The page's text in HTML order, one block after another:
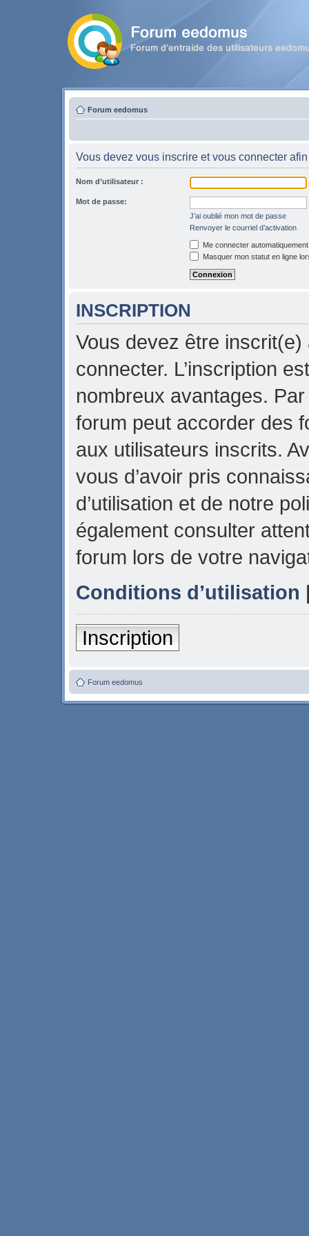
Forum eedomus
Vous devez vous inscrire et vous connecter
Nom d’utilisateur :
Mot de passe:
J’ai oublié mon mot de passe
Renvoyer le courriel d’activation
Me connecter
Masquer mon statut en ligne
INSCRIPTION
Vous devez être
connecter. L’inscription
nombreux avantages.
forum peut accorder des
aux utilisateurs inscrits.
vous d’avoir pris
d’utilisation et de notre
également consulter
forum lors de votre
Conditions d’utilisation
Inscription
Forum eedomus